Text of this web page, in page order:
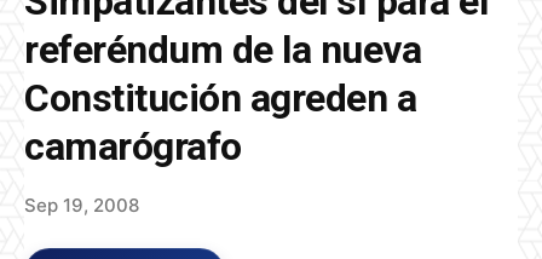
referéndum de la nueva
Constitución agreden a
camarógrafo
Sep 19, 2008